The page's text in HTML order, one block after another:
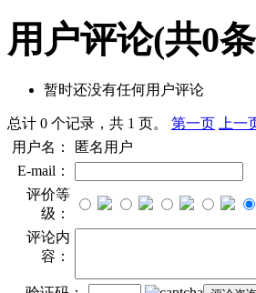
用户评论(共0
暂时还没有任何用户评论
总计 0 个记录，共 1 页。 第一页 上一
用户名：
匿名用户
E-mail：
评价等
级：
评论内
容：